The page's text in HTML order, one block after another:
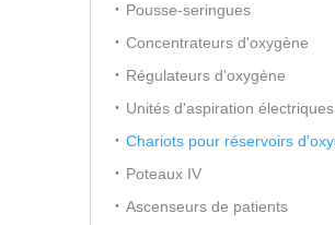
Pousse-seringues
Concentrateurs d'oxygène
Régulateurs d'oxygène
Unités d'aspiration électriques
Poteaux IV
Ascenseurs de patients